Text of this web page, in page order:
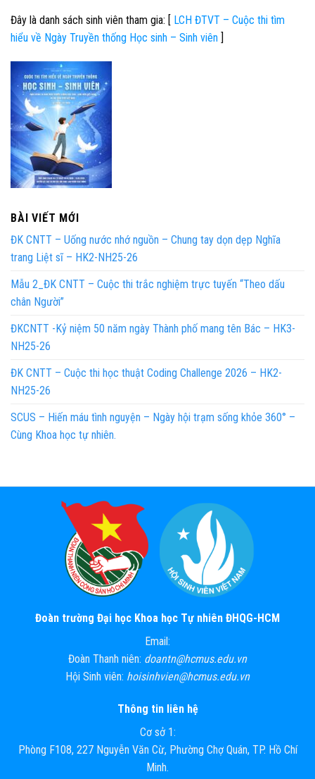
Đây là danh sách sinh viên tham gia: [ LCH ĐTVT – Cuộc thi tìm
hiểu về Ngày Truyền thống Học sinh – Sinh viên ]
BÀI VIẾT MỚI
ĐK CNTT – Uống nước nhớ nguồn – Chung tay dọn dẹp Nghĩa
trang Liệt sĩ – HK2-NH25-26
Mẫu 2_ĐK CNTT – Cuộc thi trắc nghiệm trực tuyến “Theo dấu
chân Người”
ĐKCNTT -Kỷ niệm 50 năm ngày Thành phố mang tên Bác – HK3-
NH25-26
ĐK CNTT – Cuộc thi học thuật Coding Challenge 2026 – HK2-
NH25-26
SCUS – Hiến máu tình nguyện – Ngày hội trạm sống khỏe 360° –
Cùng Khoa học tự nhiên.
Đoàn trường Đại học Khoa học Tự nhiên ĐHQG-HCM
Email:
Đoàn Thanh niên: doantn@hcmus.edu.vn
Hội Sinh viên: hoisinhvien@hcmus.edu.vn
Thông tin liên hệ
Cơ sở 1:
Phòng F108, 227 Nguyễn Văn Cừ, Phường Chợ Quán, TP. Hồ Chí
Minh.